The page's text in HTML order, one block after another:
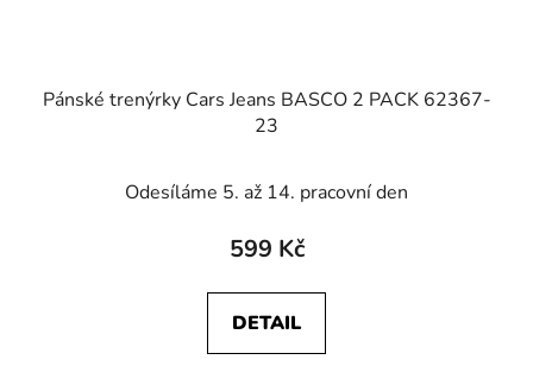
Pánské trenýrky Cars Jeans BASCO 2 PACK 62367-
23
Odesíláme 5. až 14. pracovní den
599 Kč
DETAIL